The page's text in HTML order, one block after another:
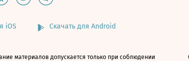
iOS Скачать для Android
материалов допускается только при соблюдении